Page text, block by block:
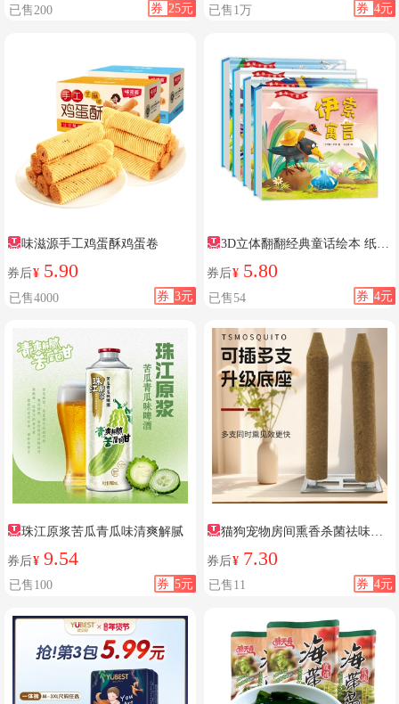
券 25元
已售200 券 4元
已售1万
味滋源手工鸡蛋酥鸡蛋卷
券后¥ 5.90
券 3元
已售4000
3D立体翻翻经典童话绘本 纸板
硬壳精装 立体经典 3D立体效果
身临其境 充满童趣风格 审美能力
券后¥ 5.80
券 4元
已售54
珠江原浆苦瓜青瓜味清爽解腻
券后¥ 9.54
券 5元
已售100
猫狗宠物房间熏香杀菌祛味除
臭
券后¥ 7.30
券 4元
已售11